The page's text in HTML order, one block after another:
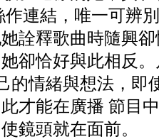
連結，唯一可辨
詮釋歌曲時隨興
卻恰好與此相反
的情緒與想法，即
才能在廣播 節目
鏡頭就在面前。